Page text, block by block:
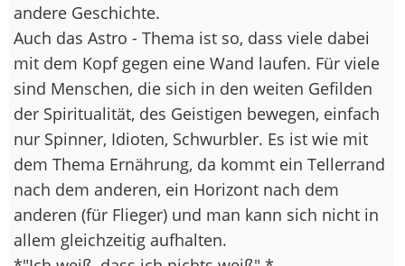
andere Geschichte.
Auch das Astro - Thema ist so, dass viele dabei
mit dem Kopf gegen eine Wand laufen. Für viele
sind Menschen, die sich in den weiten Gefilden
der Spiritualität, des Geistigen bewegen, einfach
nur Spinner, Idioten, Schwurbler. Es ist wie mit
dem Thema Ernährung, da kommt ein Tellerrand
nach dem anderen, ein Horizont nach dem
anderen (für Flieger) und man kann sich nicht in
allem gleichzeitig aufhalten.